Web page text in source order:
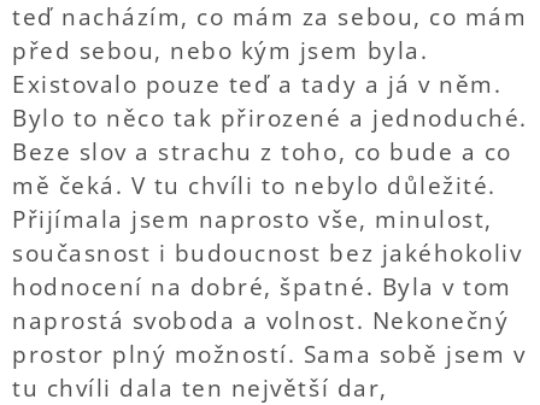
teď nacházím, co mám za sebou, co mám
před sebou, nebo kým jsem byla.
Existovalo pouze teď a tady a já v něm.
Bylo to něco tak přirozené a jednoduché.
Beze slov a strachu z toho, co bude a co
mě čeká. V tu chvíli to nebylo důležité.
Přijímala jsem naprosto vše, minulost,
současnost i budoucnost bez jakéhokoliv
hodnocení na dobré, špatné. Byla v tom
naprostá svoboda a volnost. Nekonečný
prostor plný možností. Sama sobě jsem v
tu chvíli dala ten největší dar,